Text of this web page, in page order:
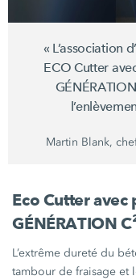
« L’association
ECO Cutter
Martin Blank,
Eco Cutter
GÉNÉRATION
L’extrême dureté du
tambour de fraisage et